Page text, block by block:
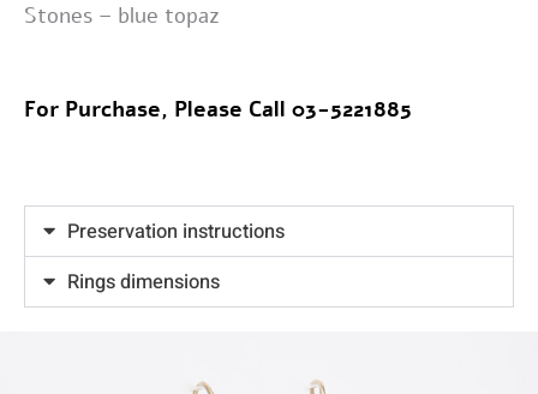
Stones – blue topaz
For Purchase, Please Call 03-5221885
Preservation instructions
Rings dimensions